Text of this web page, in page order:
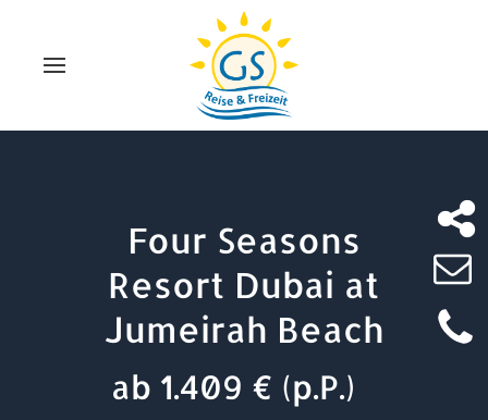
Four Seasons
Resort Dubai at
Jumeirah Beach
ab 1.409 € (p.P.)